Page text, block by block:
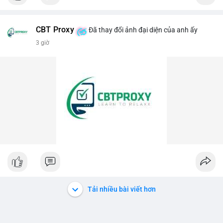
#458btc #chuyenvilanh
#vilanhtichluy
CBT Proxy Đã thay đổi ảnh đại diện của anh ấy
3 giờ
Tải nhiều bài viết hơn